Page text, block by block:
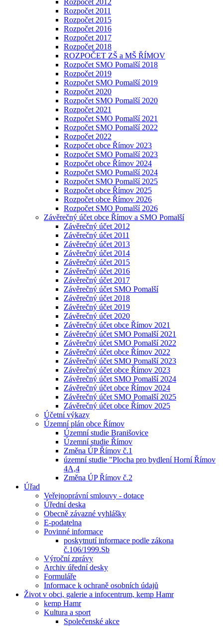
Rozpočet 2011
Rozpočet 2015
Rozpočet 2016
Rozpočet 2017
Rozpočet 2018
ROZPOČET ZŠ a MŠ ŘÍMOV
Rozpočet SMO Pomalší 2018
Rozpočet 2019
Rozpočet SMO Pomalší 2019
Rozpočet 2020
Rozpočet SMO Pomalší 2020
Rozpočet 2021
Rozpočet SMO Pomalší 2021
Rozpočet SMO Pomalší 2022
Rozpočet 2022
Rozpočet obce Římov 2023
Rozpočet SMO Pomalší 2023
Rozpočet obce Římov 2024
Rozpočet SMO Pomalší 2024
Rozpočet SMO Pomalší 2025
Rozpočet obce Římov 2025
Rozpočet obce Římov 2026
Rozpočet SMO Pomalší 2026
Závěrečný účet obce Římov a SMO Pomalší
Závěrečný účet 2012
Závěrečný účet 2011
Závěrečný účet 2013
Závěrečný účet 2014
Závěrečný účet 2015
Závěrečný účet 2016
Závěrečný účet 2017
Závěrečný účet SMO Pomalší
Závěrečný účet 2018
Závěrečný účet 2019
Závěrečný účet 2020
Závěrečný účet obce Římov 2021
Závěrečný účet SMO Pomalší 2021
Závěrečný účet SMO Pomalší 2022
Závěrečný účet obce Římov 2022
Závěrečný účet SMO Pomalší 2023
Závěrečný účet obce Římov 2023
Závěrečný účet SMO Pomalší 2024
Závěrečný účet obce Římov 2024
Závěrečný účet SMO Pomalší 2025
Závěrečný účet obce Římov 2025
Účetní výkazy
Územní plán obce Římov
Územní studie Branišovice
Územní studie Římov
Změna ÚP Římov č.1
územní studie "Plocha pro bydlení Horní Římov
4A,4
Změna ÚP Římov č.2
Úřad
Veřejnoprávní smlouvy - dotace
Úřední deska
Obecně závazné vyhlášky
E-podatelna
Povinné informace
poskytnutí informace podle zákona
č.106/1999.Sb
Výroční zprávy
Archiv úřední desky
Formuláře
Informace k ochraně osobních údajů
Život v obci, galerie a infocentrum, kemp Hamr
kemp Hamr
Kultura a sport
Společenské akce